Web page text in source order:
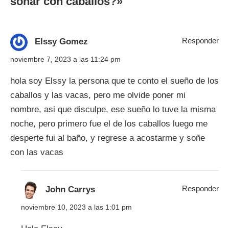
Elssy Gomez
noviembre 7, 2023 a las 11:24 pm
hola soy Elssy la persona que te conto el sueño de los
caballos y las vacas, pero me olvide poner mi
nombre, asi que disculpe, ese sueño lo tuve la misma
noche, pero primero fue el de los caballos luego me
desperte fui al baño, y regrese a acostarme y soñe
con las vacas
Responder
John Carrys
noviembre 10, 2023 a las 1:01 pm
Responder